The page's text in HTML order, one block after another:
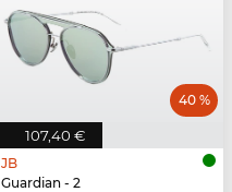
107,40 €
40 %
JB
Guardian - 2